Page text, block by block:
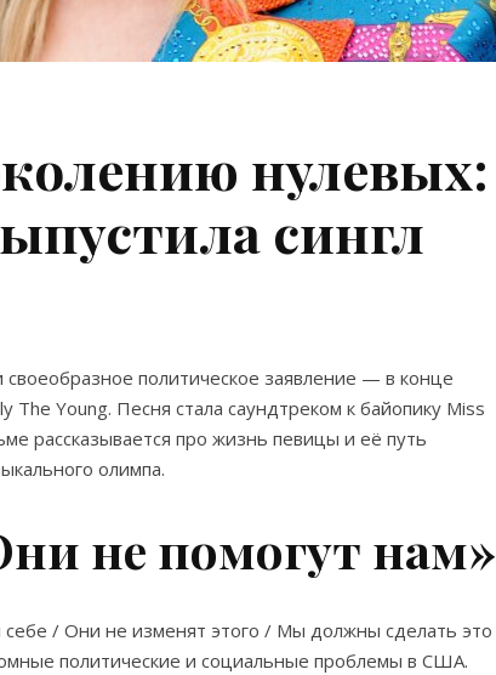
нулевых:
сингл
политическое заявление — в конце
Young. Песня стала саундтреком к байопику Miss
рассказывается про жизнь певицы и её путь
олимпа.
не помогут нам»
/ Они не изменят этого / Мы должны сделать это
политические и социальные проблемы в США.